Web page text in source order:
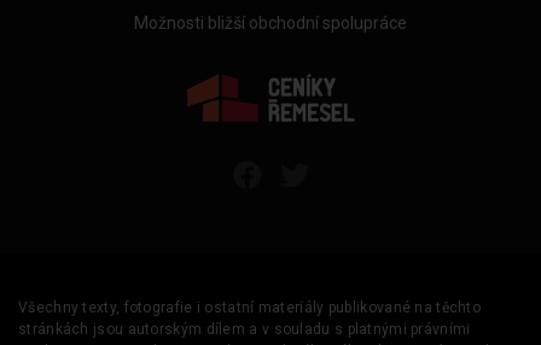
Možnosti bližší obchodní spolupráce
Všechny texty, fotografie i ostatní materiály publikované na těchto
stránkách jsou autorským dílem a v souladu s platnými právními